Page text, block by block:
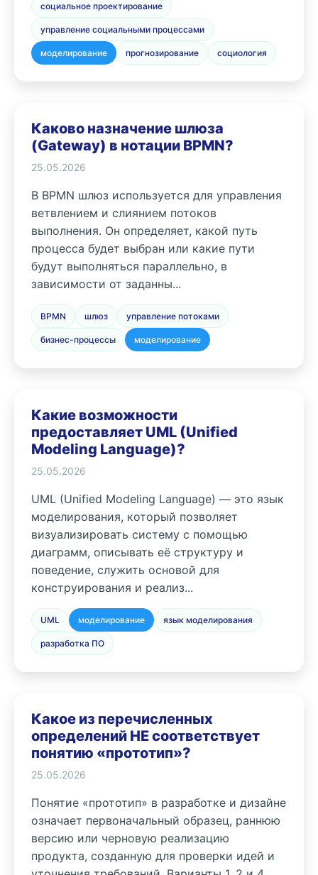
социальное проектирование
управление социальными процессами
моделирование прогнозирование социология
Каково назначение шлюза
(Gateway) в нотации BPMN?
25.05.2026
В BPMN шлюз используется для управления
ветвлением и слиянием потоков
выполнения. Он определяет, какой путь
процесса будет выбран или какие пути
будут выполняться параллельно, в
зависимости от заданны...
BPMN шлюз управление потоками
бизнес-процессы моделирование
Какие возможности
предоставляет UML (Unified
Modeling Language)?
25.05.2026
UML (Unified Modeling Language) — это язык
моделирования, который позволяет
визуализировать систему с помощью
диаграмм, описывать её структуру и
поведение, служить основой для
конструирования и реализ...
UML моделирование язык моделирования
разработка ПО
Какое из перечисленных
определений НЕ соответствует
понятию «прототип»?
25.05.2026
Понятие «прототип» в разработке и дизайне
означает первоначальный образец, раннюю
версию или черновую реализацию
продукта, созданную для проверки идей и